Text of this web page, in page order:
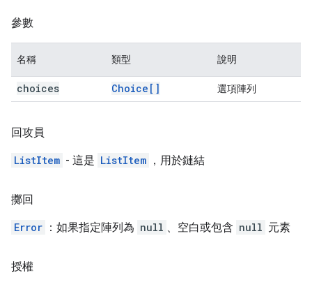
參數
名稱 類型 說明
choices Choice[] 選項陣列
回攻員
ListItem - 這是 ListItem ，用於鏈結
擲回
Error ：如果指定陣列為 null 、空白或包含 null 元素
授權